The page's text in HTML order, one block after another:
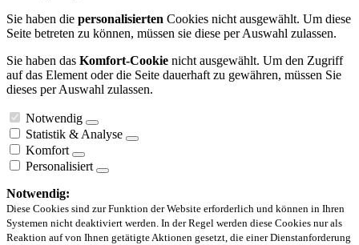
Sie haben die personalisierten Cookies nicht ausgewählt. Um diese
Seite betreten zu können, müssen sie diese per Auswahl zulassen.
Sie haben das Komfort-Cookie nicht ausgewählt. Um den Zugriff
auf das Element oder die Seite dauerhaft zu gewähren, müssen Sie
dieses per Auswahl zulassen.
Notwendig
Statistik & Analyse
Komfort
Personalisiert
Notwendig:
Diese Cookies sind zur Funktion der Website erforderlich und können in Ihren
Systemen nicht deaktiviert werden. In der Regel werden diese Cookies nur als
Reaktion auf von Ihnen getätigte Aktionen gesetzt, die einer Dienstanforderung